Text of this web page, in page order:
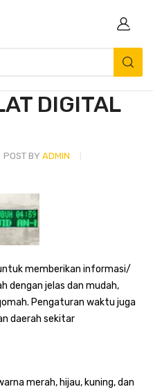
DIGITAL
POST BY ADMIN
memberikan informasi/
dengan jelas dan mudah,
Pengaturan waktu juga
daerah sekitar
merah, hijau, kuning, dan